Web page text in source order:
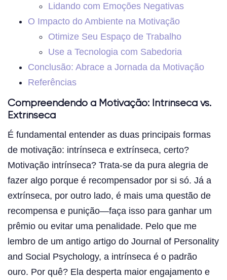
Lidando com Emoções Negativas
O Impacto do Ambiente na Motivação
Otimize Seu Espaço de Trabalho
Use a Tecnologia com Sabedoria
Conclusão: Abrace a Jornada da Motivação
Referências
Compreendendo a Motivação: Intrínseca vs.
Extrínseca
É fundamental entender as duas principais formas
de motivação: intrínseca e extrínseca, certo?
Motivação intrínseca? Trata-se da pura alegria de
fazer algo porque é recompensador por si só. Já a
extrínseca, por outro lado, é mais uma questão de
recompensa e punição—faça isso para ganhar um
prêmio ou evitar uma penalidade. Pelo que me
lembro de um antigo artigo do Journal of Personality
and Social Psychology, a intrínseca é o padrão
ouro. Por quê? Ela desperta maior engajamento e